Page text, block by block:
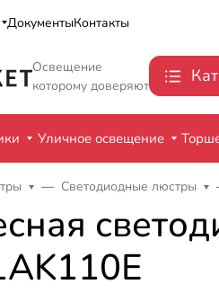
ДокументыКонтакты
Освещение
которому доверяют
Уличное освещение
Светодиодные люстры